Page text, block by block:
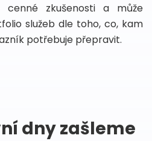
cenné zkušenosti a může
služeb dle toho, co, kam
potřebuje přepravit.
dny zašleme